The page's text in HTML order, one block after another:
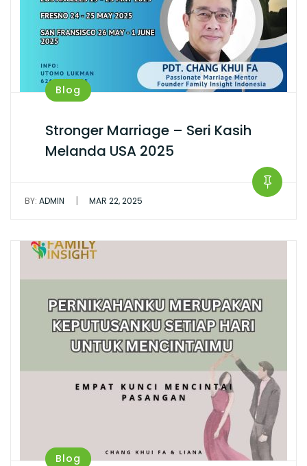
Blog
Stronger Marriage – Seri Kasih
Melanda USA 2025
BY: ADMIN | MAR 22, 2025
Blog